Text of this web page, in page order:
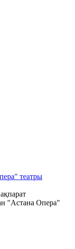
театры
"Астана Опера"